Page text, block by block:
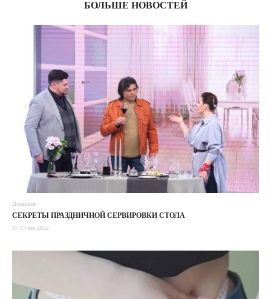
БОЛЬШЕ НОВОСТЕЙ
Дозвілля
СЕКРЕТЫ ПРАЗДНИЧНОЙ СЕРВИРОВКИ СТОЛА
27 Січня 2022